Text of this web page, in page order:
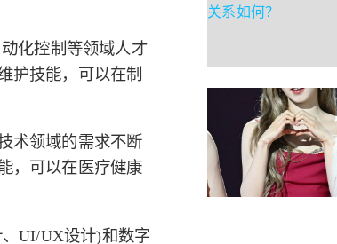
化控制等领域人才
护技能，可以在制
术领域的需求不断
，可以在医疗健康
UI/UX设计)和数字